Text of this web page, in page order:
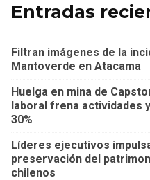
Entradas
Filtran imágenes de la
Mantoverde en Atacama
Huelga en mina de
laboral frena actividades
30%
Líderes ejecutivos
preservación del
chilenos